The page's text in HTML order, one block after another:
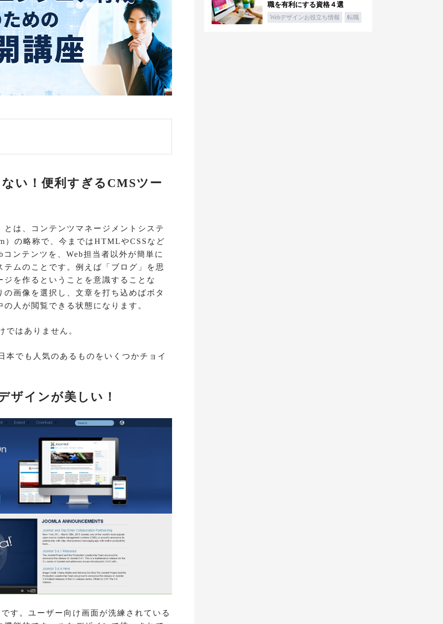
い！便利すぎるCMSツー
とは、コンテンツマネージメントシステ
）の略称で、今まではHTMLやCSSなど
ンテンツを、Web担当者以外が簡単に
ムのことです。例えば「ブログ」を思
を作るということを意識することな
画像を選択し、文章を打ち込めばボタ
人が閲覧できる状態になります。
ではありません。
本でも人気のあるものをいくつかチョイ
インが美しい！
す。ユーザー向け画面が洗練されている
職を有利にする資格４選
Webデザインお役立ち情報 転職